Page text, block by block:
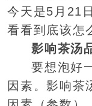
今天是5月21
看看到底该怎
影响茶汤
要想泡好
因素。影响茶